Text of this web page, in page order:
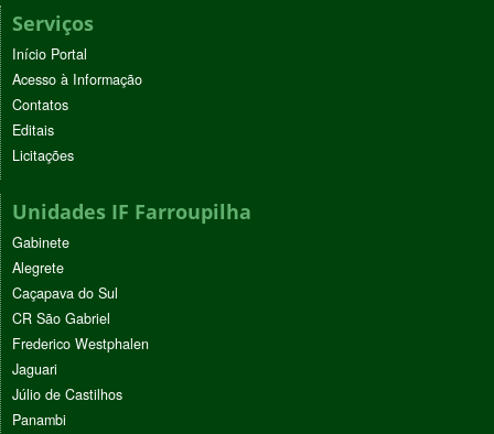
Serviços
Início Portal
Acesso à Informação
Contatos
Editais
Licitações
Unidades IF Farroupilha
Gabinete
Alegrete
Caçapava do Sul
CR São Gabriel
Frederico Westphalen
Jaguari
Júlio de Castilhos
Panambi